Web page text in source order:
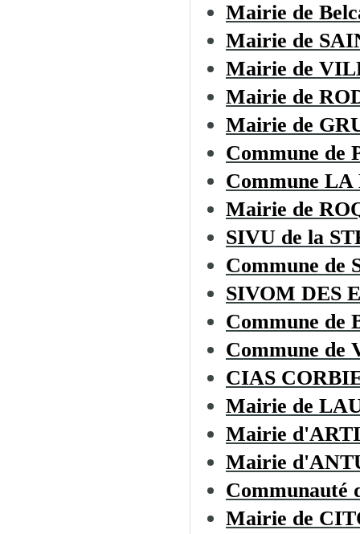
Mairie de
Mairie de
Mairie de
Mairie de
Mairie de
Commune de
Commune
Mairie de
SIVU de la
Commune de
SIVOM DES
Commune de
Commune de
CIAS
Mairie de
Mairie
Mairie
Communauté
Mairie de